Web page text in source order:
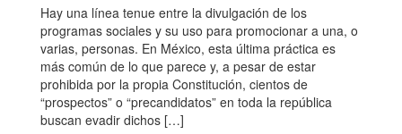
Hay una línea tenue entre la divulgación de los
programas sociales y su uso para promocionar a una, o
varias, personas. En México, esta última práctica es
más común de lo que parece y, a pesar de estar
prohibida por la propia Constitución, cientos de
“prospectos” o “precandidatos” en toda la república
buscan evadir dichos […]